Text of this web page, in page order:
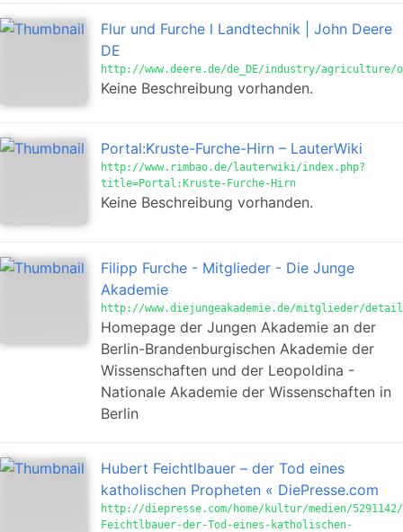
Flur und Furche l Landtechnik | John Deere
DE
http://www.deere.de/de_DE/industry/agriculture/
Keine Beschreibung vorhanden.
Portal:Kruste-Furche-Hirn – LauterWiki
http://www.rimbao.de/lauterwiki/index.php?
title=Portal:Kruste-Furche-Hirn
Keine Beschreibung vorhanden.
Filipp Furche - Mitglieder - Die Junge
Akademie
http://www.diejungeakademie.de/mitglieder/
Homepage der Jungen Akademie an der
Berlin-Brandenburgischen Akademie der
Wissenschaften und der Leopoldina -
Nationale Akademie der Wissenschaften in
Berlin
Hubert Feichtlbauer – der Tod eines
katholischen Propheten « DiePresse.com
http://diepresse.com/home/kultur/medien/
Feichtlbauer-der-Tod-eines-katholischen-